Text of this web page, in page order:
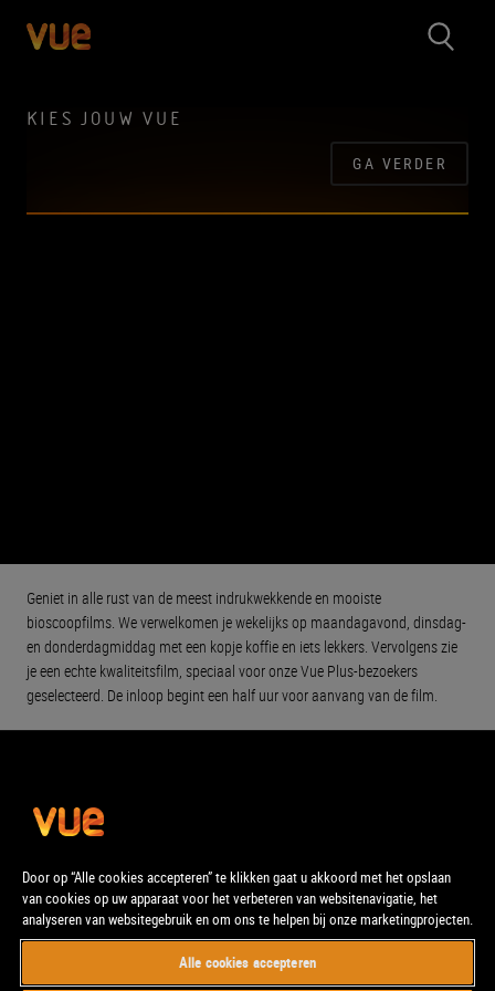
KIES JOUW VUE
GA VERDER
Geniet in alle rust van de meest indrukwekkende en mooiste
bioscoopfilms. We verwelkomen je wekelijks op maandagavond, dinsdag-
en donderdagmiddag met een kopje koffie en iets lekkers. Vervolgens zie
je een echte kwaliteitsfilm, speciaal voor onze Vue Plus-bezoekers
geselecteerd. De inloop begint een half uur voor aanvang van de film.
© Vue. Alle rechten voorbehouden.
Door op “Alle cookies accepteren” te klikken gaat u akkoord met het opslaan
van cookies op uw apparaat voor het verbeteren van websitenavigatie, het
analyseren van websitegebruik en om ons te helpen bij onze marketingprojecten.
Alle cookies accepteren